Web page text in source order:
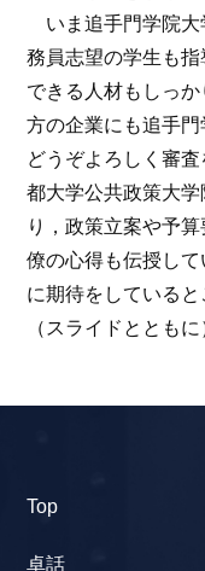
いま追手門学院大
務員志望の学生も
できる人材もしっ
方の企業にも追手門
どうぞよろしく審
都大学公共政策大
り，政策立案や予
僚の心得も伝授し
に期待をしていると
（スライドとともに
Top
卓話